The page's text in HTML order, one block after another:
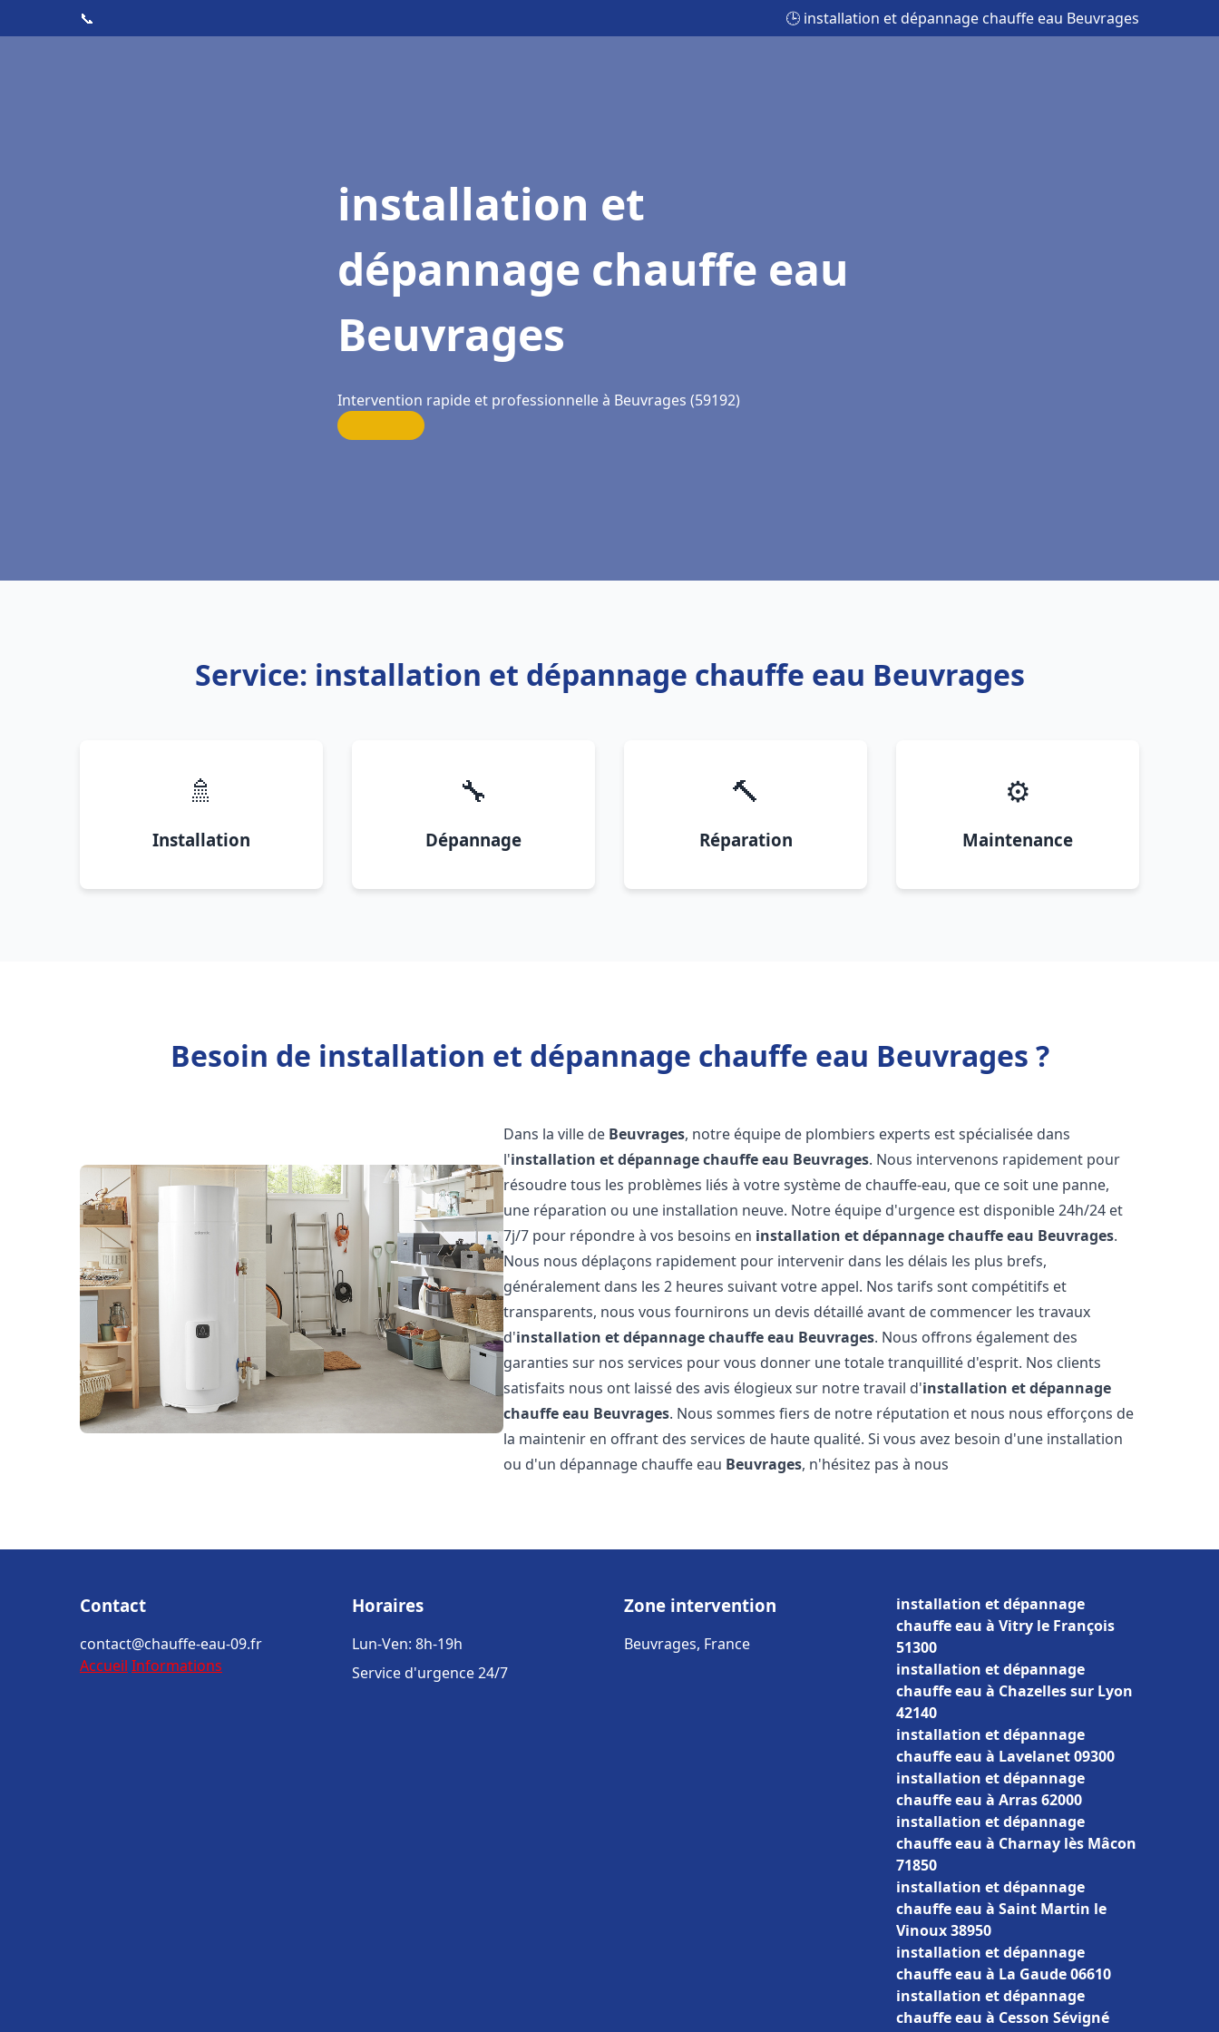
📞 🕒 installation et dépannage chauffe eau Beuvrages
installation et
dépannage chauffe eau
Beuvrages
Intervention rapide et professionnelle à Beuvrages (59192)
Service: installation et dépannage chauffe eau Beuvrages
🚿
Installation
🔧
Dépannage
🔨
Réparation
⚙️
Maintenance
Besoin de installation et dépannage chauffe eau Beuvrages ?
Dans la ville de Beuvrages, notre équipe de plombiers experts est spécialisée dans
l'installation et dépannage chauffe eau Beuvrages. Nous intervenons rapidement pour
résoudre tous les problèmes liés à votre système de chauffe-eau, que ce soit une panne,
une réparation ou une installation neuve. Notre équipe d'urgence est disponible 24h/24 et
7j/7 pour répondre à vos besoins en installation et dépannage chauffe eau Beuvrages.
Nous nous déplaçons rapidement pour intervenir dans les délais les plus brefs,
généralement dans les 2 heures suivant votre appel. Nos tarifs sont compétitifs et
transparents, nous vous fournirons un devis détaillé avant de commencer les travaux
d'installation et dépannage chauffe eau Beuvrages. Nous offrons également des
garanties sur nos services pour vous donner une totale tranquillité d'esprit. Nos clients
satisfaits nous ont laissé des avis élogieux sur notre travail d'installation et dépannage
chauffe eau Beuvrages. Nous sommes fiers de notre réputation et nous nous efforçons de
la maintenir en offrant des services de haute qualité. Si vous avez besoin d'une installation
ou d'un dépannage chauffe eau Beuvrages, n'hésitez pas à nous
Contact
contact@chauffe-eau-09.fr
Accueil Informations
Horaires
Lun-Ven: 8h-19h
Service d'urgence 24/7
Zone intervention
Beuvrages, France
installation et dépannage
chauffe eau à Vitry le François
51300
installation et dépannage
chauffe eau à Chazelles sur Lyon
42140
installation et dépannage
chauffe eau à Lavelanet 09300
installation et dépannage
chauffe eau à Arras 62000
installation et dépannage
chauffe eau à Charnay lès Mâcon
71850
installation et dépannage
chauffe eau à Saint Martin le
Vinoux 38950
installation et dépannage
chauffe eau à La Gaude 06610
installation et dépannage
chauffe eau à Cesson Sévigné